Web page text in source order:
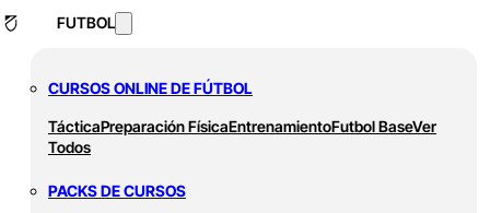
FUTBOL
CURSOS ONLINE DE FÚTBOL
TácticaPreparación FísicaEntrenamientoFutbol BaseVer
Todos
PACKS DE CURSOS